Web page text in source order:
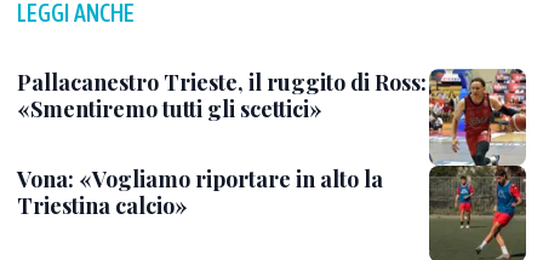
LEGGI ANCHE
Pallacanestro Trieste, il ruggito di Ross:
«Smentiremo tutti gli scettici»
Vona: «Vogliamo riportare in alto la
Triestina calcio»